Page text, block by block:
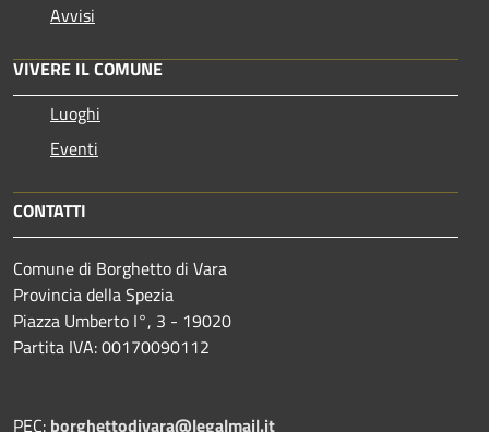
Avvisi
VIVERE IL COMUNE
Luoghi
Eventi
CONTATTI
Comune di Borghetto di Vara
Provincia della Spezia
Piazza Umberto I°, 3 - 19020
Partita IVA: 00170090112
PEC: borghettodivara@legalmail.it